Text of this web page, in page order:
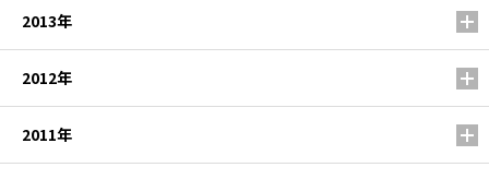
2013年
2012年
2011年